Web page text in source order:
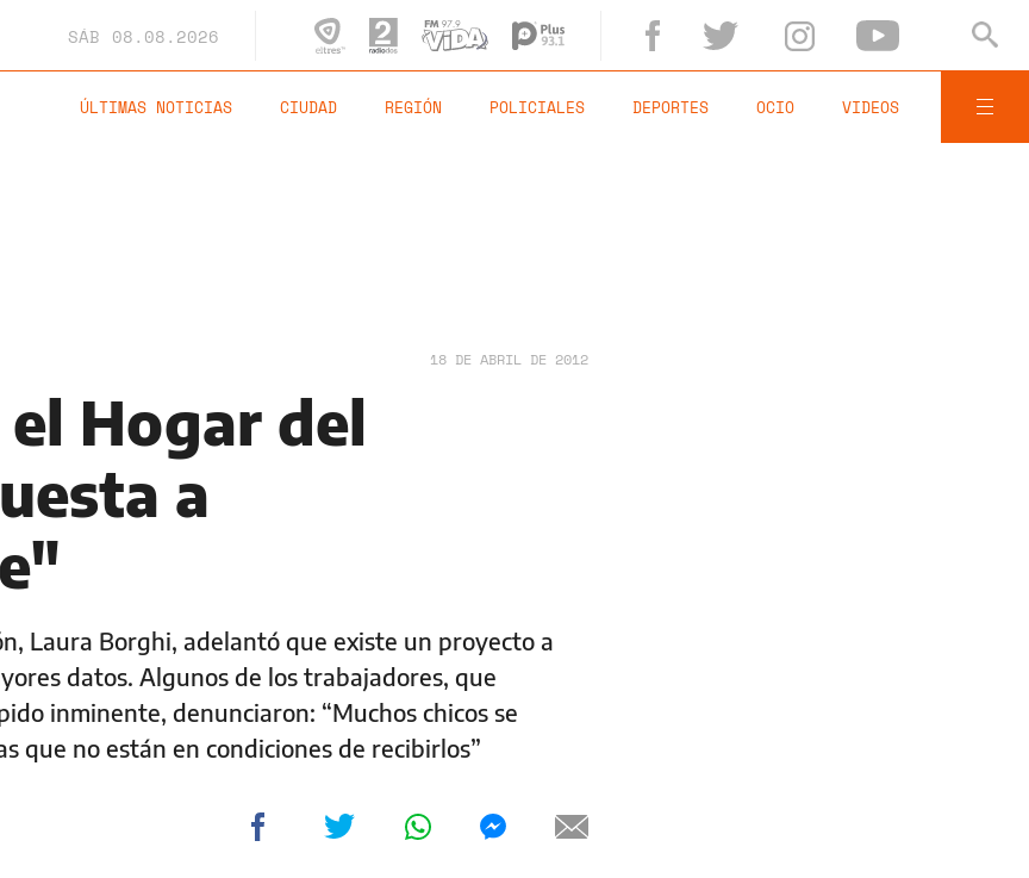
SÁB 08.08.2026
ÚLTIMAS NOTICIAS CIUDAD REGIÓN POLICIALES DEPORTES OCIO VIDEOS
18 DE ABRIL DE 2012
el Hogar del
a
Laura Borghi, adelantó que existe un proyecto a
datos. Algunos de los trabajadores, que
inminente, denunciaron: “Muchos chicos se
que no están en condiciones de recibirlos”